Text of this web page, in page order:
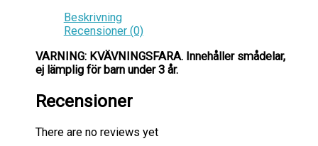
Beskrivning
Recensioner (0)
VARNING: KVÄVNINGSFARA. Innehåller smådelar,
ej lämplig för barn under 3 år.
Recensioner
There are no reviews yet